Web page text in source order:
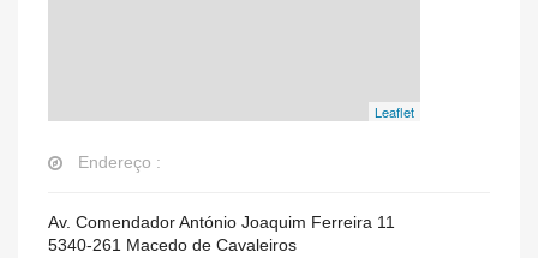
Leaflet
Endereço :
Av. Comendador António Joaquim Ferreira 11
5340-261 Macedo de Cavaleiros